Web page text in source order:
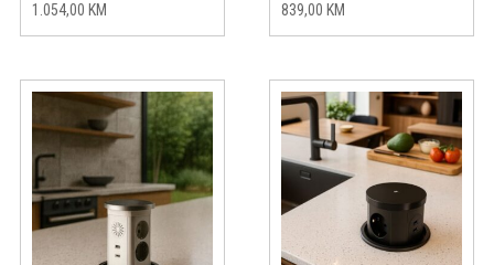
1.054,00 KM 839,00 KM